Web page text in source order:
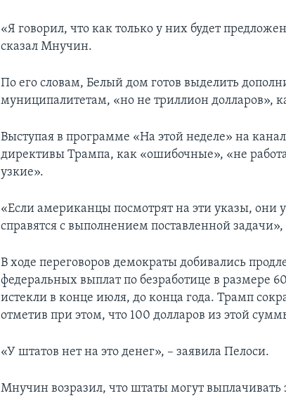
«Я говорил, что как только у них будет
сказал Мнучин.
По его словам, Белый дом готов выделить
муниципалитетам, «но не триллион долларов»,
Выступая в программе «На этой неделе» на
директивы Трампа, как «ошибочные», «не
узкие».
«Если американцы посмотрят на эти указы, они
справятся с выполнением поставленной задачи»,
В ходе переговоров демократы добивались
федеральных выплат по безработице в размере
истекли в конце июля, до конца года. Трамп
отметив при этом, что 100 долларов из этой
«У штатов нет на это денег», – заявила Пелоси.
Мнучин возразил, что штаты могут выплачивать